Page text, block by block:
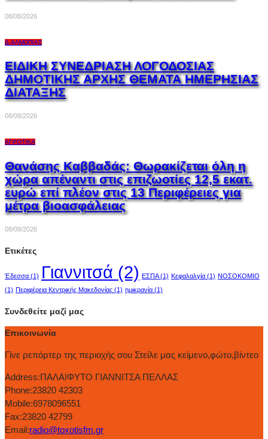
08/08/2026
Δ.ΑΛΜΩΠΊΑΣ
ΕΙΔΙΚΗ ΣΥΝΕΔΡΙΑΣΗ ΛΟΓΟΔΟΣΙΑΣ
ΔΗΜΟΤΙΚΗΣ ΑΡΧΗΣ ΘΕΜΑΤΑ ΗΜΕΡΗΣΙΑΣ
ΔΙΑΤΑΞΗΣ
08/08/2026
ΑΓΡΟΤΙΚΆ
Θανάσης Καββαδάς: Θωρακίζεται όλη η
χώρα απέναντι στις επιζωοτίες 12,5 εκατ.
ευρώ επί πλέον στις 13 Περιφέρειες για
μέτρα βιοασφάλειας
08/08/2026
Ετικέτες
Έδεσσα (1) Γιαννιτσά (2) ΕΣΠΑ(1) Κεφαλαλγία (1) ΝΟΣΟΚΟΜΙΟ
(1) Περιφέρεια Κεντρικής Μακεδονίας (1) ημικρανία (1)
Συνδεθείτε μαζί μας
Επικοινωνία
Γίνε ρεπόρτερ της περιοχής σου Στείλε μας κείμενο,φώτο,βίντεο
Address:ΠΑΛΑΙΦΥΤΟ ΓΙΑΝΝΙΤΣΑ ΠΕΛΛΑΣ
Phone:23820 42303
Mobile:6978096551
Fax:23820 42799
Email:radio@toxotisfm.gr